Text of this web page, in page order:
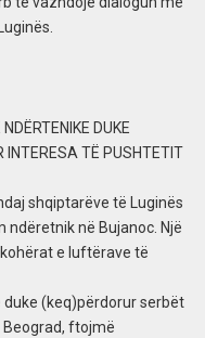
DUKE
INTERESA TË PUSHTETIT
shqiptarëve të Luginës
ndëretnik në Bujanoc. Një
e luftërave të
duke (keq)përdorur serbët
Beograd, ftojmë